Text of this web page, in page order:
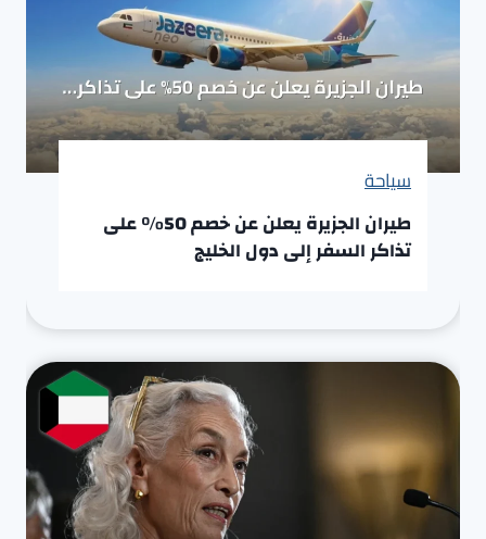
سياحة
طيران الجزيرة يعلن عن خصم 50% على
تذاكر السفر إلى دول الخليج